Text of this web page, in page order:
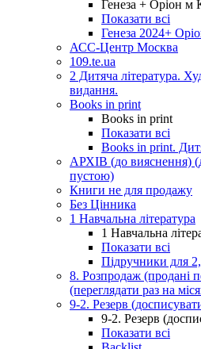
Генеза + Оріон м
Показати всі
Генеза 2024+
АСС-Центр Москва
109.te.ua
2 Дитяча література.
видання.
Books in print
Books in print
Показати всі
Books in print.
АРХІВ (до вияснення)
пустою)
Книги не для продажу
Без Цінника
1 Навчальна література
1 Навчальна
Показати всі
Підручники для 2,
8. Розпродаж (продані
(переглядати раз на
9-2. Резерв
9-2. Резерв
Показати всі